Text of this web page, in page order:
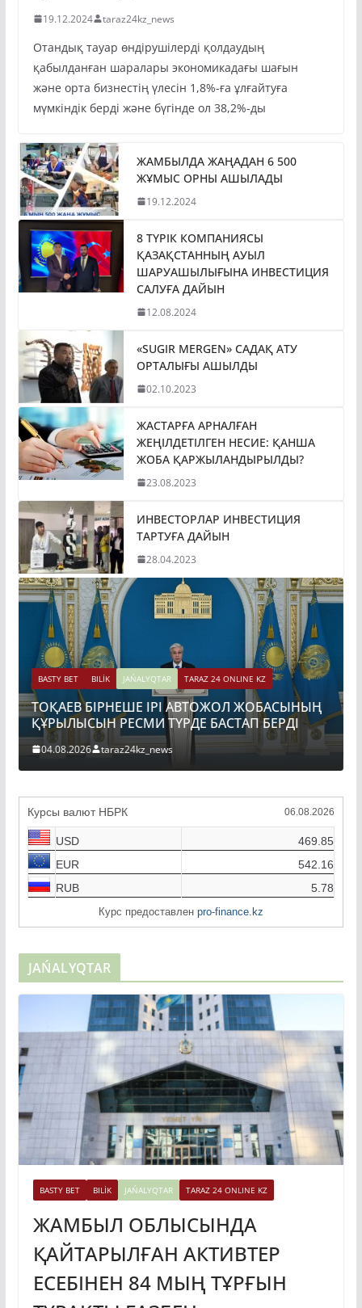
19.12.2024 taraz24kz_news
Отандық тауар өндірушілерді қолдаудың
қабылданған шаралары экономикадағы шағын
және орта бизнестің үлесін 1,8%-ға ұлғайтуға
мүмкіндік берді және бүгінде ол 38,2%-ды
ЖАМБЫЛДА ЖАҢАДАН 6 500
ЖҰМЫС ОРНЫ АШЫЛАДЫ
19.12.2024
8 ТҮРІК КОМПАНИЯСЫ
ҚАЗАҚСТАННЫҢ АУЫЛ
ШАРУАШЫЛЫҒЫНА ИНВЕСТИЦИЯ
САЛУҒА ДАЙЫН
12.08.2024
«SUGIR MERGEN» САДАҚ АТУ
ОРТАЛЫҒЫ АШЫЛДЫ
02.10.2023
ЖАСТАРҒА АРНАЛҒАН
ЖЕҢІЛДЕТІЛГЕН НЕСИЕ: ҚАНША
ЖОБА ҚАРЖЫЛАНДЫРЫЛДЫ?
23.08.2023
ИНВЕСТОРЛАР ИНВЕСТИЦИЯ
ТАРТУҒА ДАЙЫН
28.04.2023
BASTY BET BILİK JAŃALYQTAR TARAZ 24 ONLINE KZ
ТОҚАЕВ БІРНЕШЕ ІРІ АВТОЖОЛ ЖОБАСЫНЫҢ
ҚҰРЫЛЫСЫН РЕСМИ ТҮРДЕ БАСТАП БЕРДІ
04.08.2026 taraz24kz_news
Курсы валют НБРК 06.08.2026
USD
469.85
EUR
542.16
RUB
5.78
Курс предоставлен pro-finance.kz
JAŃALYQTAR
BASTY BET BILİK JAŃALYQTAR TARAZ 24 ONLINE KZ
ЖАМБЫЛ ОБЛЫСЫНДА
ҚАЙТАРЫЛҒАН АКТИВТЕР
ЕСЕБІНЕН 84 МЫҢ ТҰРҒЫН